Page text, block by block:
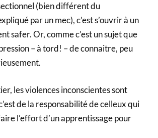
(bien différent du
par un mec), c’est s’ouvrir à un
safer. Or, comme c’est un sujet que
– à tord! – de connaitre, peu
les violences inconscientes sont
de la responsabilité de celleux qui
l’effort d’un apprentissage pour